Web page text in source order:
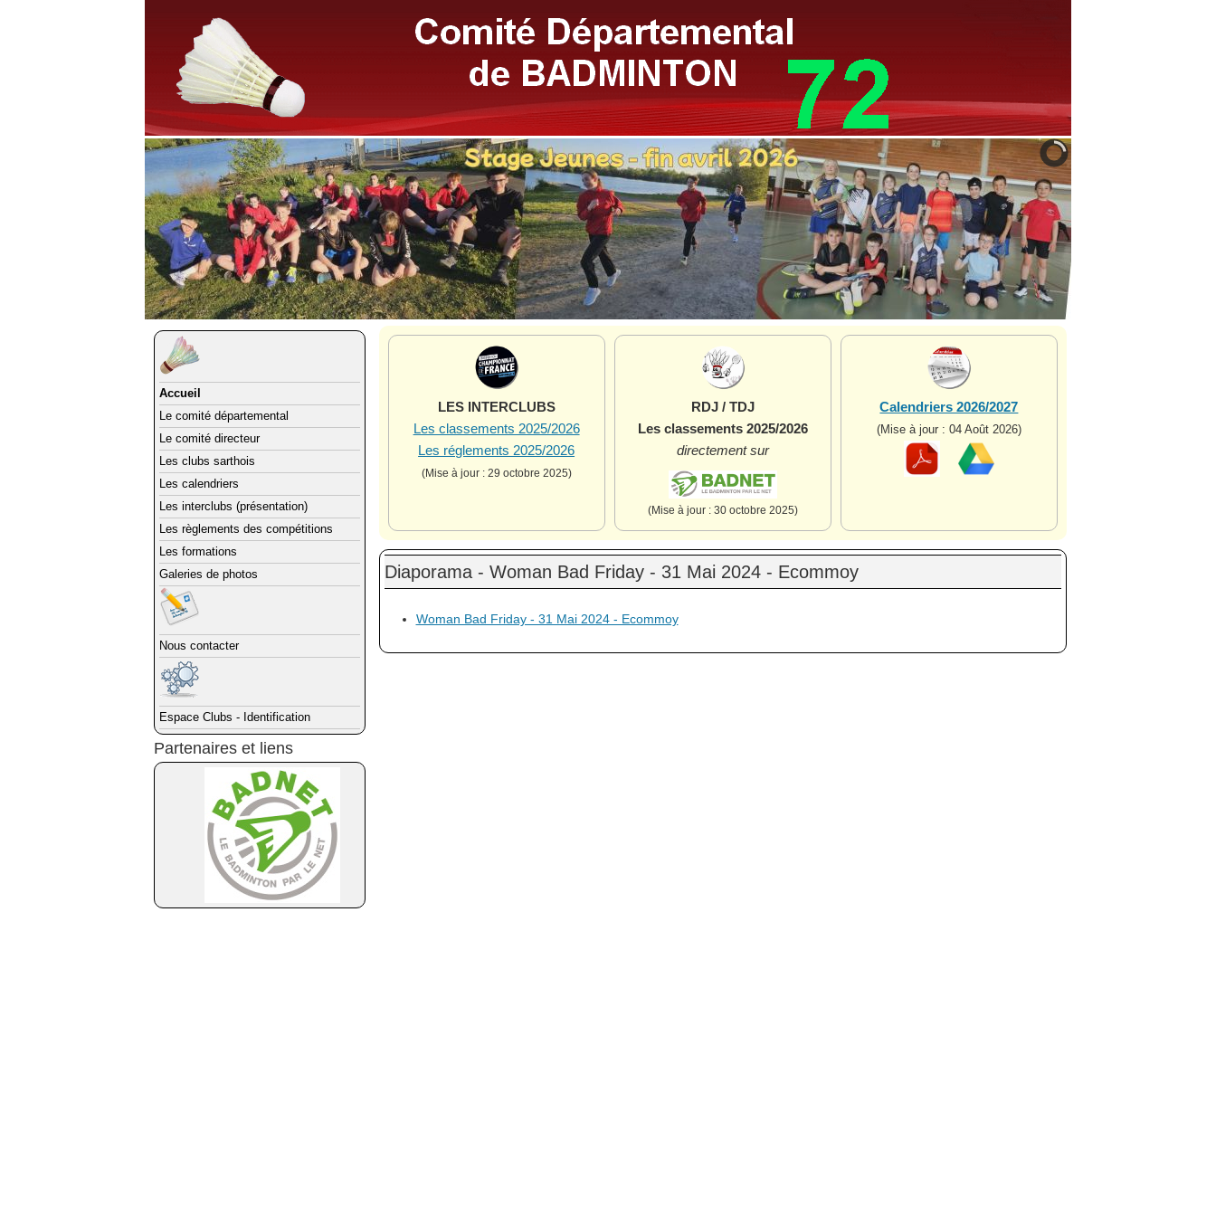
Accueil
Le comité départemental
Le comité directeur
Les clubs sarthois
Les calendriers
Les interclubs (présentation)
Les règlements des compétitions
Les formations
Galeries de photos
Nous contacter
Espace Clubs - Identification
Partenaires et liens
LES INTERCLUBS
Les classements 2025/2026
Les réglements 2025/2026
(Mise à jour : 29 octobre 2025)
RDJ / TDJ
Les classements 2025/2026
directement sur
(Mise à jour : 30 octobre 2025)
Calendriers 2026/2027
(Mise à jour : 04 Août 2026)
Diaporama - Woman Bad Friday - 31 Mai 2024 - Ecommoy
Woman Bad Friday - 31 Mai 2024 - Ecommoy